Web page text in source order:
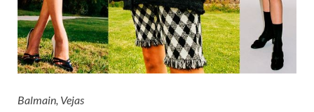
Balmain, Vejas